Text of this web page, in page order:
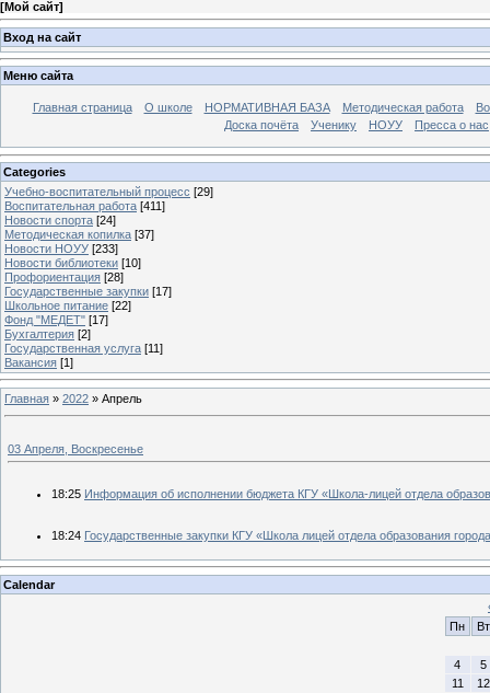
[Мой сайт]
Вход на сайт
Меню сайта
Главная страница О школе НОРМАТИВНАЯ БАЗА Методическая работа
Доска почёта
Ученику НОУУ Пресса о нас
Categories
Учебно-воспитательный процесс [29]
Воспитательная работа [411]
Новости спорта [24]
Методическая копилка [37]
Новости НОУУ [233]
Новости библиотеки [10]
Профориентация [28]
Государственные закупки [17]
Школьное питание [22]
Фонд "МЕДЕТ" [17]
Бухгалтерия [2]
Государственная услуга [11]
Вакансия [1]
Главная » 2022 » Апрель
03 Апреля, Воскресенье
18:25 Информация об исполнении бюджета КГУ «Школа-лицей отдела
18:24 Государственные закупки КГУ «Школа лицей отдела образования
Calendar
Пн
Вт
4
5
11
12